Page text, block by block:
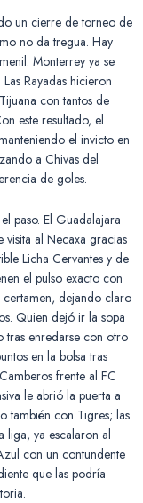
un cierre de torneo de
no da tregua. Hay
Monterrey ya se
Rayadas hicieron
con tantos de
este resultado, el
el invicto en
a Chivas del
de goles.
paso. El Guadalajara
al Necaxa gracias
Licha Cervantes y de
el pulso exacto con
dejando claro
Quien dejó ir la sopa
tras enredarse con otro
en la bolsa tras
frente al FC
le abrió la puerta a
también con Tigres; las
liga, ya escalaron al
con un contundente
que las podría